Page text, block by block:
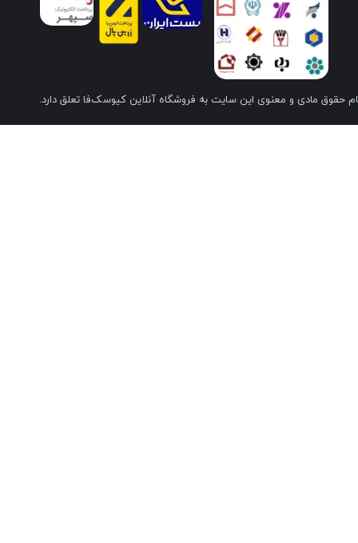
حقوق مادی و معنوی این سایت به فروشگاه آنلاین کیوسک‌فا تعلق دارد.